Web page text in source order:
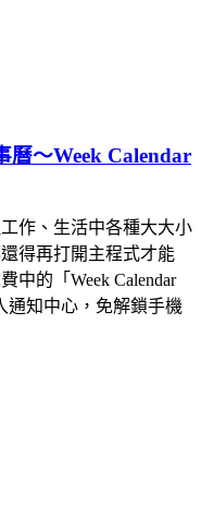
曆～Week Calendar
作、生活中各種大大小
得再打開主程式才能
中的「Week Calendar
通知中心，免解鎖手機